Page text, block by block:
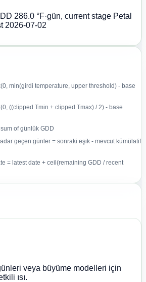
286.0 °F·gün, current stage Petal
2026-07-02
min(girdi temperature, upper threshold) - base
((clipped Tmin + clipped Tmax) / 2) - base
of günlük GDD
geçen günler = sonraki eşik - mevcut kümülatif
= latest date + ceil(remaining GDD / recent
veya büyüme modelleri için
ısı.